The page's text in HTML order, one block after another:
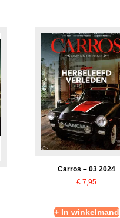
Carros – 03 2024
€ 7,95
+ In winkelmand